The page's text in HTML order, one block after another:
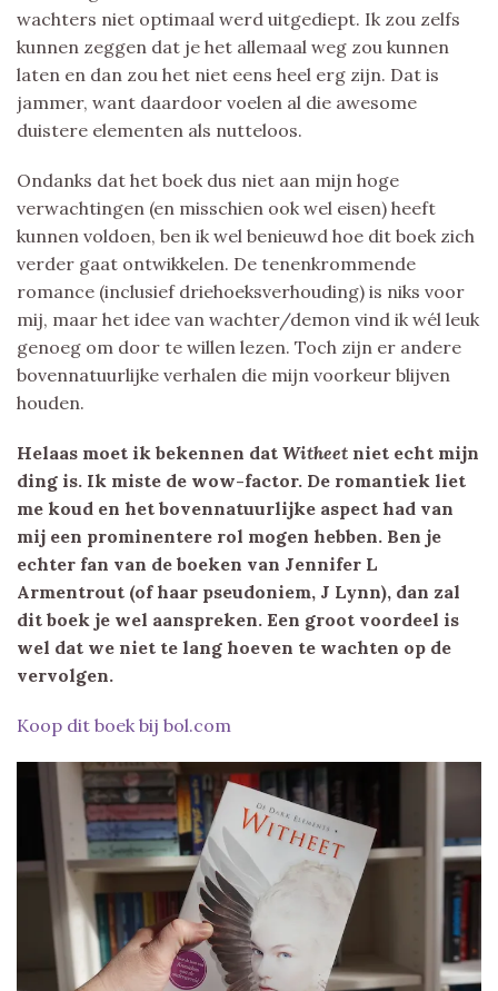
wachters niet optimaal werd uitgediept. Ik zou zelfs
kunnen zeggen dat je het allemaal weg zou kunnen
laten en dan zou het niet eens heel erg zijn. Dat is
jammer, want daardoor voelen al die awesome
duistere elementen als nutteloos.
Ondanks dat het boek dus niet aan mijn hoge
verwachtingen (en misschien ook wel eisen) heeft
kunnen voldoen, ben ik wel benieuwd hoe dit boek zich
verder gaat ontwikkelen. De tenenkrommende
romance (inclusief driehoeksverhouding) is niks voor
mij, maar het idee van wachter/demon vind ik wél leuk
genoeg om door te willen lezen. Toch zijn er andere
bovennatuurlijke verhalen die mijn voorkeur blijven
houden.
Helaas moet ik bekennen dat Witheet niet echt mijn
ding is. Ik miste de wow-factor. De romantiek liet
me koud en het bovennatuurlijke aspect had van
mij een prominentere rol mogen hebben. Ben je
echter fan van de boeken van Jennifer L
Armentrout (of haar pseudoniem, J Lynn), dan zal
dit boek je wel aanspreken. Een groot voordeel is
wel dat we niet te lang hoeven te wachten op de
vervolgen.
Koop dit boek bij bol.com